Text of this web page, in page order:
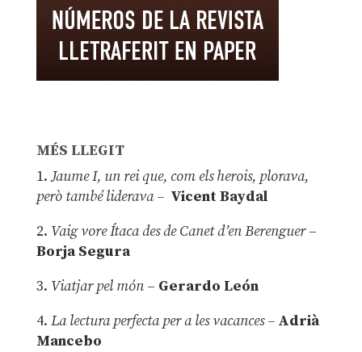
MÉS LLEGIT
1.Jaume I, un rei que, com els herois, plorava,
però també liderava – Vicent Baydal
2. Vaig vore Ítaca des de Canet d’en Berenguer–
Borja Segura
3. Viatjar pel món – Gerardo León
4. La lectura perfecta per a les vacances –Adrià
Mancebo